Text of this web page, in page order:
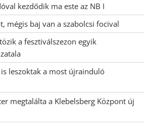
kezdődik ma este az NB I
mégis baj van a szabolcsi focival
a fesztiválszezon egyik
leszoktak a most újrainduló
megtalálta a Klebelsberg Központ új